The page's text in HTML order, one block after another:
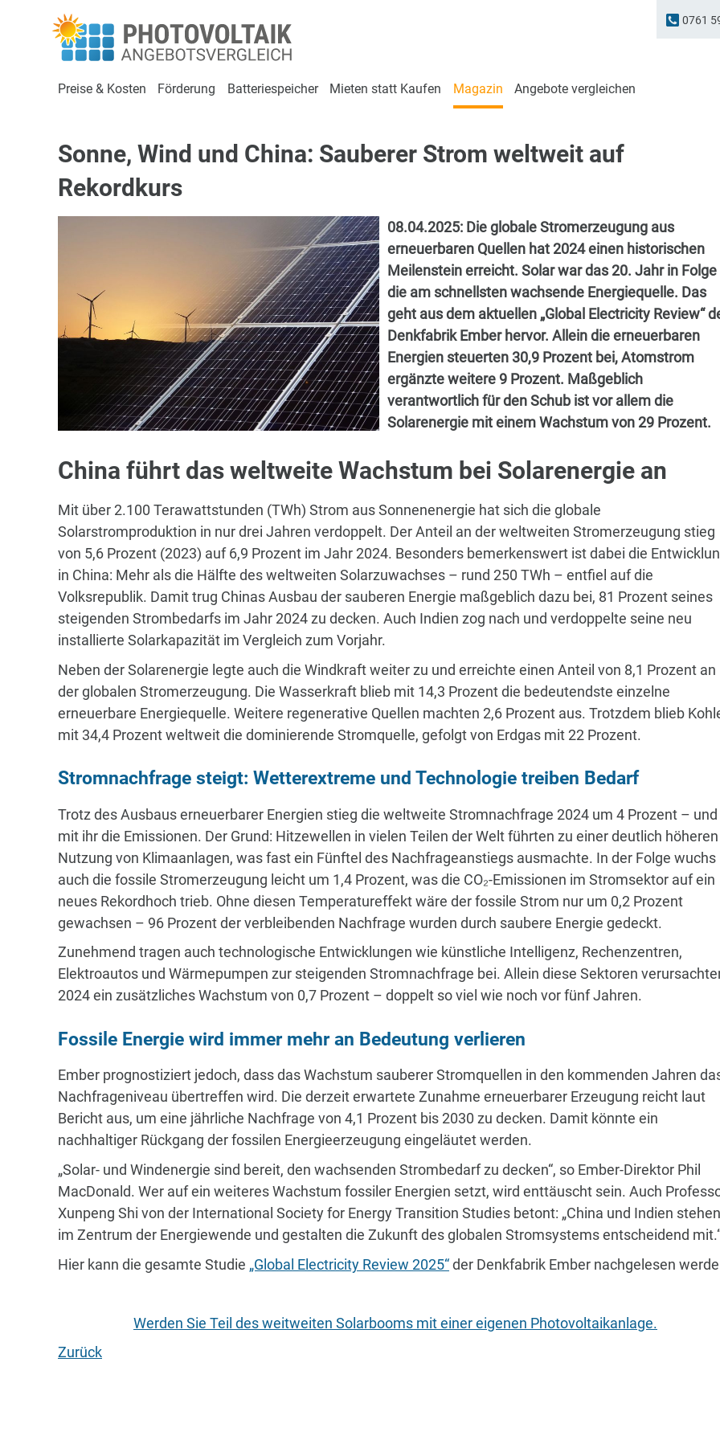
0761
Preise & Kosten Förderung Batteriespeicher Mieten statt Kaufen Magazin Angebote vergleichen
Sonne, Wind und China: Sauberer Strom weltweit auf
Rekordkurs
08.04.2025: Die globale Stromerzeugung aus
erneuerbaren Quellen hat 2024 einen historischen
Meilenstein erreicht. Solar war das 20. Jahr in Folge
die am schnellsten wachsende Energiequelle. Das
geht aus dem aktuellen „Global Electricity Review“
Denkfabrik Ember hervor. Allein die erneuerbaren
Energien steuerten 30,9 Prozent bei, Atomstrom
ergänzte weitere 9 Prozent. Maßgeblich
verantwortlich für den Schub ist vor allem die
Solarenergie mit einem Wachstum von 29 Prozent.
China führt das weltweite Wachstum bei Solarenergie an
Mit über 2.100 Terawattstunden (TWh) Strom aus Sonnenenergie hat sich die globale
Solarstromproduktion in nur drei Jahren verdoppelt. Der Anteil an der weltweiten Stromerzeugung stieg
von 5,6 Prozent (2023) auf 6,9 Prozent im Jahr 2024. Besonders bemerkenswert ist dabei die
in China: Mehr als die Hälfte des weltweiten Solarzuwachses – rund 250 TWh – entfiel auf die
Volksrepublik. Damit trug Chinas Ausbau der sauberen Energie maßgeblich dazu bei, 81 Prozent seines
steigenden Strombedarfs im Jahr 2024 zu decken. Auch Indien zog nach und verdoppelte seine neu
installierte Solarkapazität im Vergleich zum Vorjahr.
Neben der Solarenergie legte auch die Windkraft weiter zu und erreichte einen Anteil von 8,1 Prozent an
der globalen Stromerzeugung. Die Wasserkraft blieb mit 14,3 Prozent die bedeutendste einzelne
erneuerbare Energiequelle. Weitere regenerative Quellen machten 2,6 Prozent aus. Trotzdem blieb
mit 34,4 Prozent weltweit die dominierende Stromquelle, gefolgt von Erdgas mit 22 Prozent.
Stromnachfrage steigt: Wetterextreme und Technologie treiben Bedarf
Trotz des Ausbaus erneuerbarer Energien stieg die weltweite Stromnachfrage 2024 um 4 Prozent – und
mit ihr die Emissionen. Der Grund: Hitzewellen in vielen Teilen der Welt führten zu einer deutlich höheren
Nutzung von Klimaanlagen, was fast ein Fünftel des Nachfrageanstiegs ausmachte. In der Folge wuchs
auch die fossile Stromerzeugung leicht um 1,4 Prozent, was die CO₂-Emissionen im Stromsektor auf ein
neues Rekordhoch trieb. Ohne diesen Temperatureffekt wäre der fossile Strom nur um 0,2 Prozent
gewachsen – 96 Prozent der verbleibenden Nachfrage wurden durch saubere Energie gedeckt.
Zunehmend tragen auch technologische Entwicklungen wie künstliche Intelligenz, Rechenzentren,
Elektroautos und Wärmepumpen zur steigenden Stromnachfrage bei. Allein diese Sektoren
2024 ein zusätzliches Wachstum von 0,7 Prozent – doppelt so viel wie noch vor fünf Jahren.
Fossile Energie wird immer mehr an Bedeutung verlieren
Ember prognostiziert jedoch, dass das Wachstum sauberer Stromquellen in den kommenden Jahren
Nachfrageniveau übertreffen wird. Die derzeit erwartete Zunahme erneuerbarer Erzeugung reicht laut
Bericht aus, um eine jährliche Nachfrage von 4,1 Prozent bis 2030 zu decken. Damit könnte ein
nachhaltiger Rückgang der fossilen Energieerzeugung eingeläutet werden.
„Solar- und Windenergie sind bereit, den wachsenden Strombedarf zu decken“, so Ember-Direktor Phil
MacDonald. Wer auf ein weiteres Wachstum fossiler Energien setzt, wird enttäuscht sein. Auch
Xunpeng Shi von der International Society for Energy Transition Studies betont: „China und Indien stehen
im Zentrum der Energiewende und gestalten die Zukunft des globalen Stromsystems entscheidend
Hier kann die gesamte Studie „Global Electricity Review 2025“der Denkfabrik Ember nachgelesen
Werden Sie Teil des weitweiten Solarbooms mit einer eigenen Photovoltaikanlage.
Zurück